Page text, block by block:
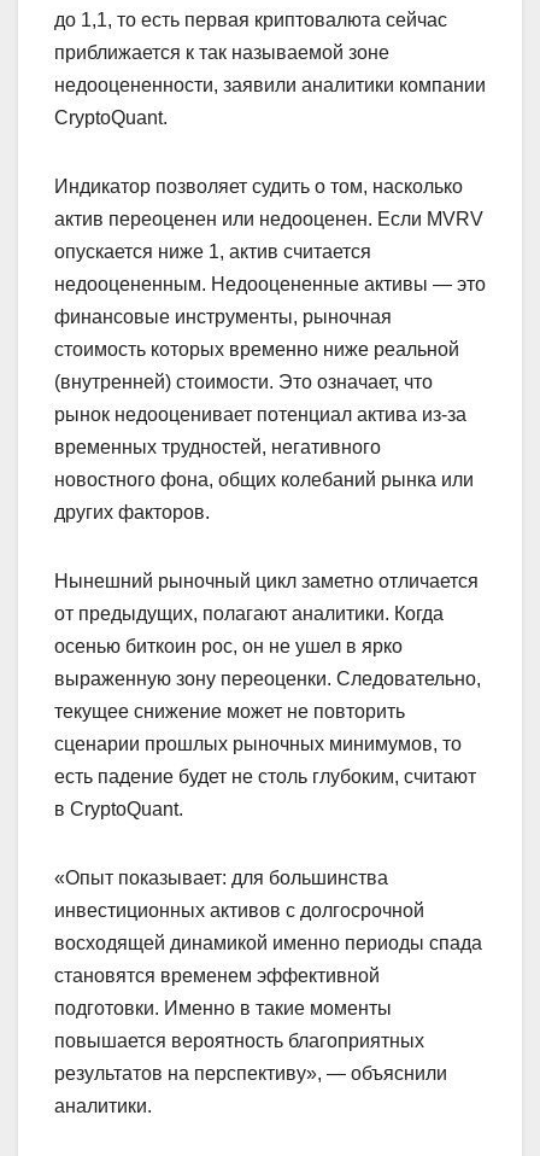
до 1,1, то есть первая криптовалюта сейчас
приближается к так называемой зоне
недооцененности, заявили аналитики компании
CryptoQuant.
Индикатор позволяет судить о том, насколько
актив переоценен или недооценен. Если MVRV
опускается ниже 1, актив считается
недооцененным. Недооцененные активы — это
финансовые инструменты, рыночная
стоимость которых временно ниже реальной
(внутренней) стоимости. Это означает, что
рынок недооценивает потенциал актива из-за
временных трудностей, негативного
новостного фона, общих колебаний рынка или
других факторов.
Нынешний рыночный цикл заметно отличается
от предыдущих, полагают аналитики. Когда
осенью биткоин рос, он не ушел в ярко
выраженную зону переоценки. Следовательно,
текущее снижение может не повторить
сценарии прошлых рыночных минимумов, то
есть падение будет не столь глубоким, считают
в CryptoQuant.
«Опыт показывает: для большинства
инвестиционных активов с долгосрочной
восходящей динамикой именно периоды спада
становятся временем эффективной
подготовки. Именно в такие моменты
повышается вероятность благоприятных
результатов на перспективу», — объяснили
аналитики.